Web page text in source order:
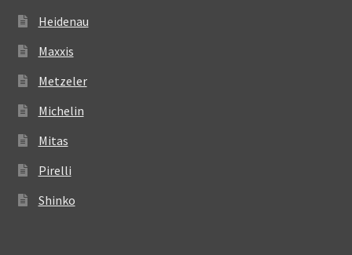
Heidenau
Maxxis
Metzeler
Michelin
Mitas
Pirelli
Shinko